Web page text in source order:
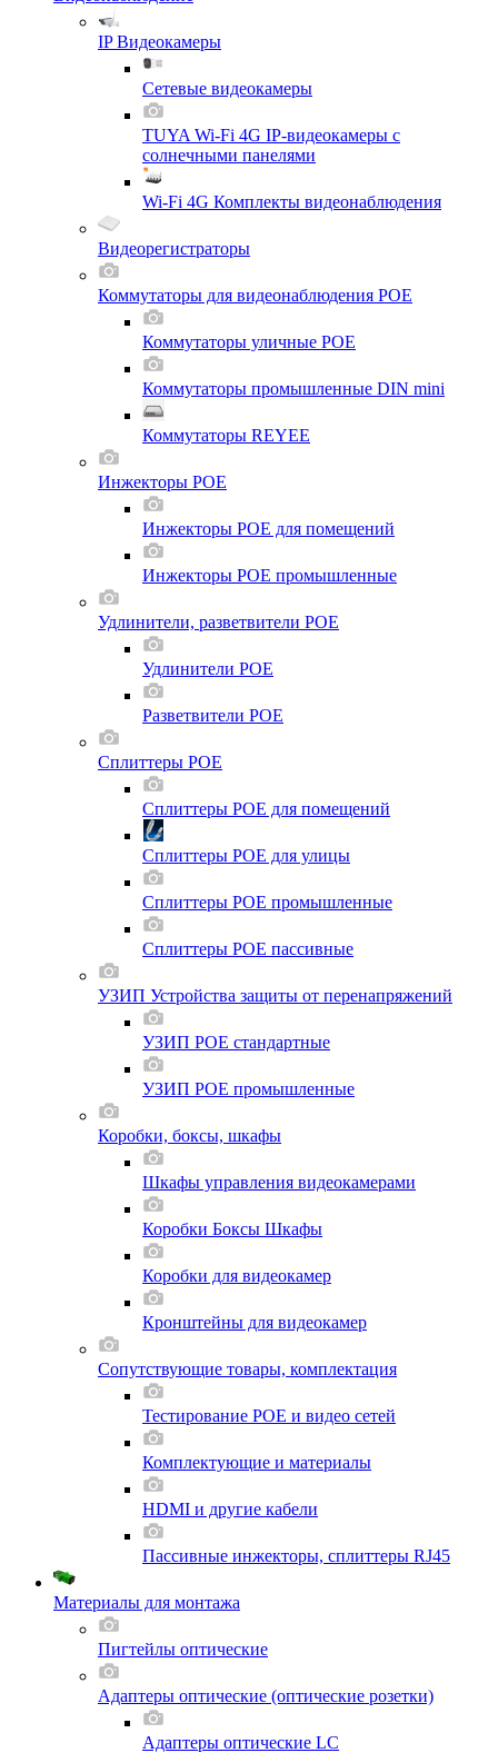
IP Видеокамеры
Сетевые видеокамеры
TUYA Wi-Fi 4G IP-видеокамеры с
солнечными панелями
Wi-Fi 4G Комплекты видеонаблюдения
Видеорегистраторы
Коммутаторы для видеонаблюдения POE
Коммутаторы уличные POE
Коммутаторы промышленные DIN mini
Коммутаторы REYEE
Инжекторы POE
Инжекторы POE для помещений
Инжекторы POE промышленные
Удлинители, разветвители POE
Удлинители POE
Разветвители POE
Сплиттеры POE
Сплиттеры POE для помещений
Сплиттеры POE для улицы
Сплиттеры POE промышленные
Сплиттеры POE пассивные
УЗИП Устройства защиты от перенапряжений
УЗИП POE стандартные
УЗИП POE промышленные
Коробки, боксы, шкафы
Шкафы управления видеокамерами
Коробки Боксы Шкафы
Коробки для видеокамер
Кронштейны для видеокамер
Сопутствующие товары, комплектация
Тестирование POE и видео сетей
Комплектующие и материалы
HDMI и другие кабели
Пассивные инжекторы, сплиттеры RJ45
Материалы для монтажа
Пигтейлы оптические
Адаптеры оптические (оптические розетки)
Адаптеры оптические LC